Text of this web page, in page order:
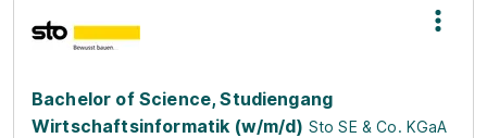
Bachelor of Science, Studiengang
Wirtschaftsinformatik (w/m/d) Sto SE & Co. KGaA